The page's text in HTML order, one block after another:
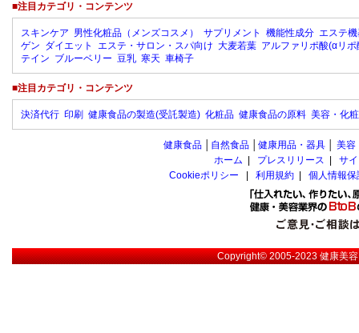
■注目カテゴリ・コンテンツ
スキンケア 男性化粧品（メンズコスメ） サプリメント 機能性成分 エステ
ゲン ダイエット エステ・サロン・スパ向け 大麦若葉 アルファリポ酸(αリポ
テイン ブルーベリー 豆乳 寒天 車椅子
■注目カテゴリ・コンテンツ
決済代行 印刷 健康食品の製造(受託製造) 化粧品 健康食品の原料 美容・化
健康食品 自然食品 健康用品・器具 美容
ホーム
プレスリリース
サ
Cookieポリシー
利用規約 個人情報
Copyright© 2005-2023健康美